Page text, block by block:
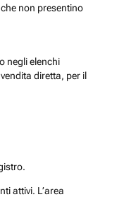
non presentino
negli elenchi
diretta, per il
attivi. L’area